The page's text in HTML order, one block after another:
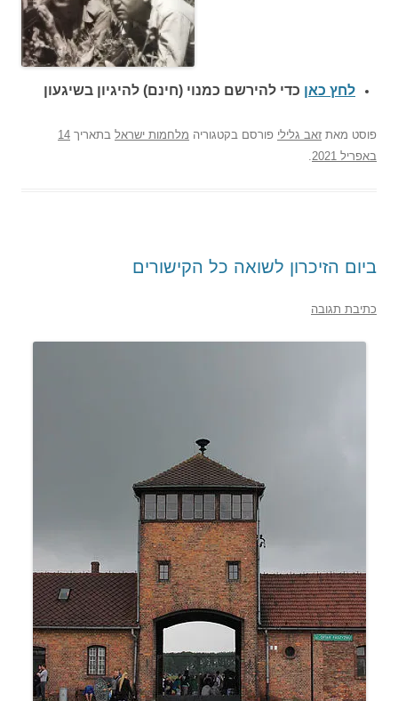
לחץ כאן כדי להירשם כמנוי (חינם) להיגיון בשיגעון
פוסט מאת זאב גלילי פורסם בקטגוריה מלחמות ישראל בתאריך 14
באפריל 2021
.
ביום הזיכרון לשואה כל הקישורים
כתיבת תגובה